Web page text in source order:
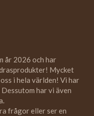
år 2026 och har
Mycket
i hela världen! Vi har
har vi även
frågor eller ser en